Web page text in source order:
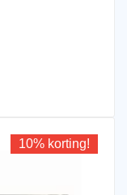
10% korting!